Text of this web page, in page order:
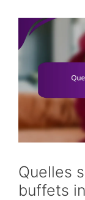
Quelles
buffets